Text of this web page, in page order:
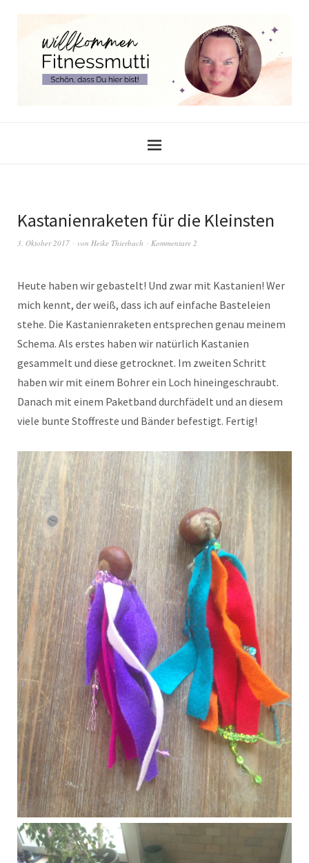
Kastanienraketen für die Kleinsten
3. Oktober 2017 von Heike Thierbach Kommentare 2
Heute haben wir gebastelt! Und zwar mit Kastanien! Wer
mich kennt, der weiß, dass ich auf einfache Basteleien
stehe. Die Kastanienraketen entsprechen genau meinem
Schema. Als erstes haben wir natürlich Kastanien
gesammelt und diese getrocknet. Im zweiten Schritt
haben wir mit einem Bohrer ein Loch hineingeschraubt.
Danach mit einem Paketband durchfädelt und an diesem
viele bunte Stoffreste und Bänder befestigt. Fertig!